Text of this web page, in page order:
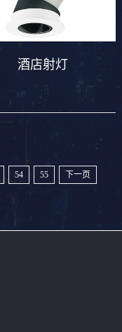
酒店射灯
54 55
下一页